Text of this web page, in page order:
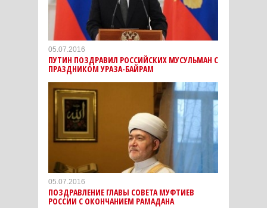
05.07.2016
ПУТИН ПОЗДРАВИЛ РОССИЙСКИХ МУСУЛЬМАН С
ПРАЗДНИКОМ УРАЗА-БАЙРАМ
05.07.2016
ПОЗДРАВЛЕНИЕ ГЛАВЫ СОВЕТА МУФТИЕВ
РОССИИ С ОКОНЧАНИЕМ РАМАДАНА